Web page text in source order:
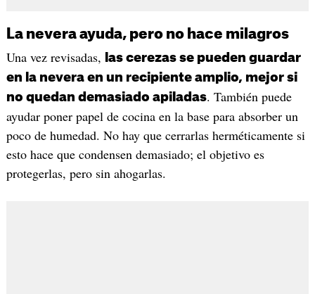
La nevera ayuda, pero no hace milagros
Una vez revisadas,
las cerezas se pueden guardar
en la nevera en un recipiente amplio, mejor si
no quedan demasiado apiladas. También puede
ayudar poner papel de cocina en la base para absorber un
poco de humedad. No hay que cerrarlas herméticamente si
esto hace que condensen demasiado; el objetivo es
protegerlas, pero sin ahogarlas.